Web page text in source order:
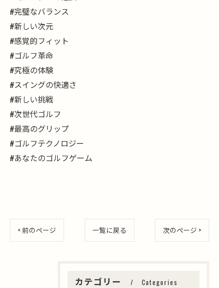
#完璧なバランス
#新しい次元
#感覚的フィット
#ゴルフ革命
#究極の体験
#スイングの快適さ
#新しい挑戦
#次世代ゴルフ
#最高のグリップ
#ゴルフテクノロジー
#あなたのゴルフゲーム
< 前のページ 一覧に戻る 次のページ >
カテゴリー Categories